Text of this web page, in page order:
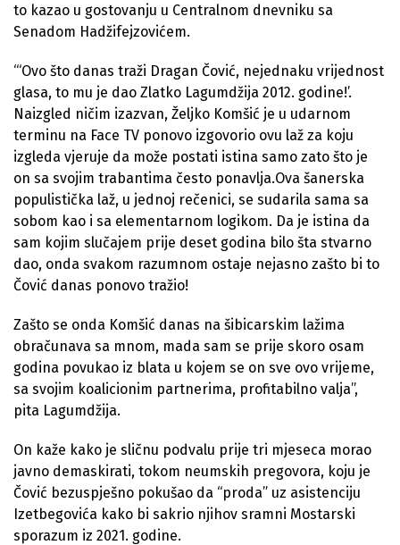
to kazao u gostovanju u Centralnom dnevniku sa
Senadom Hadžifejzovićem.
“‘Ovo što danas traži Dragan Čović, nejednaku vrijednost
glasa, to mu je dao Zlatko Lagumdžija 2012. godine!’.
Naizgled ničim izazvan, Željko Komšić je u udarnom
terminu na Face TV ponovo izgovorio ovu laž za koju
izgleda vjeruje da može postati istina samo zato što je
on sa svojim trabantima često ponavlja.Ova šanerska
populistička laž, u jednoj rečenici, se sudarila sama sa
sobom kao i sa elementarnom logikom. Da je istina da
sam kojim slučajem prije deset godina bilo šta stvarno
dao, onda svakom razumnom ostaje nejasno zašto bi to
Čović danas ponovo tražio!
Zašto se onda Komšić danas na šibicarskim lažima
obračunava sa mnom, mada sam se prije skoro osam
godina povukao iz blata u kojem se on sve ovo vrijeme,
sa svojim koalicionim partnerima, profitabilno valja”,
pita Lagumdžija.
On kaže kako je sličnu podvalu prije tri mjeseca morao
javno demaskirati, tokom neumskih pregovora, koju je
Čović bezuspješno pokušao da “proda” uz asistenciju
Izetbegovića kako bi sakrio njihov sramni Mostarski
sporazum iz 2021. godine.